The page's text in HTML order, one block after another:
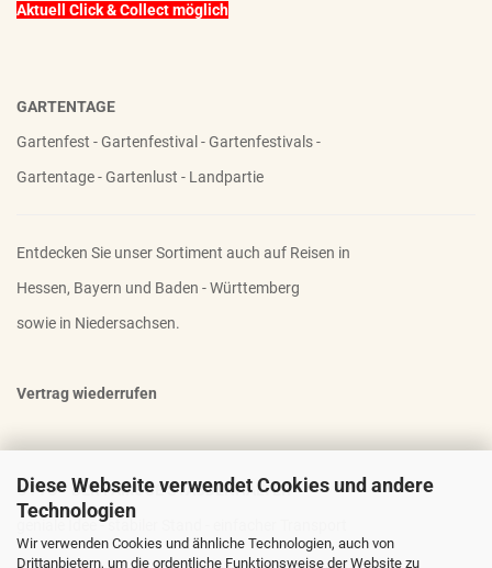
Diese Webseite verwendet Cookies und andere
Technologien
Wir verwenden Cookies und ähnliche Technologien, auch von
Drittanbietern, um die ordentliche Funktionsweise der Website zu
Aktuell Click & Collect möglich
GARTENTAGE
Gartenfest - Gartenfestival - Gartenfestivals -
Gartentage - Gartenlust - Landpartie
Entdecken Sie unser Sortiment auch auf Reisen in
Hessen, Bayern und Baden - Württemberg
sowie in Niedersachsen.
Vertrag wiederrufen
OTTO - DER FAMOSE STAUDENHALTER
geniale Idee - stabiler Stand - einfacher Transport